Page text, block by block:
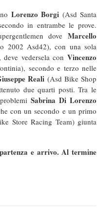
Lorenzo Borgi (Asd Santa
in entrambe le prove.
dove Marcello
2002 Asd42), con una sola
vedersela con Vincenzo
secondo e terzo nelle
Reali (Asd Bike Shop
due quarti posti. Tra le
Sabrina Di Lorenzo
con un secondo e un primo
Store Racing Team) giunta
e arrivo. Al termine